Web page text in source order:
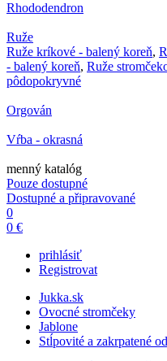
Rhododendron
Ruže
Ruže kríkové - balený koreň,
- balený koreň, Ruže
pôdopokryvné
Orgován
Vŕba - okrasná
menný katalóg
Pouze dostupné
Dostupné a připravované
0
0 €
prihlásiť
Registrovat
Jukka.sk
Ovocné stromčeky
Jablone
Stĺpovité a zakrpatené